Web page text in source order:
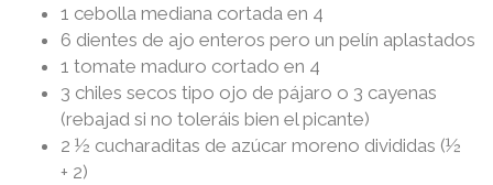
1 cebolla mediana cortada en 4
6 dientes de ajo enteros pero un pelín aplastados
1 tomate maduro cortado en 4
3 chiles secos tipo ojo de pájaro o 3 cayenas
(rebajad si no toleráis bien el picante)
2 ½ cucharaditas de azúcar moreno divididas (½
+ 2)